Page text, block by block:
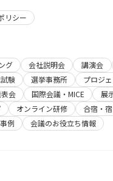
リシー
グ 会社説明会 講演会
験 選挙事務所 プロジ
会 国際会議・MICE 展
オンライン研修 合宿・
例 会議のお役立ち情報